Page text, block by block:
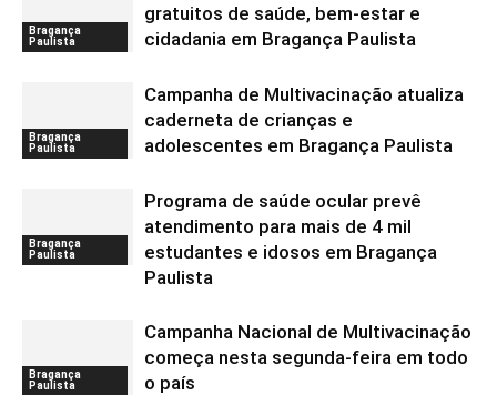
Bragança
Paulista
gratuitos de saúde, bem-estar e
cidadania em Bragança Paulista
Bragança
Paulista
Campanha de Multivacinação atualiza
caderneta de crianças e
adolescentes em Bragança Paulista
Bragança
Paulista
Programa de saúde ocular prevê
atendimento para mais de 4 mil
estudantes e idosos em Bragança
Paulista
Bragança
Paulista
Campanha Nacional de Multivacinação
começa nesta segunda-feira em todo
o país